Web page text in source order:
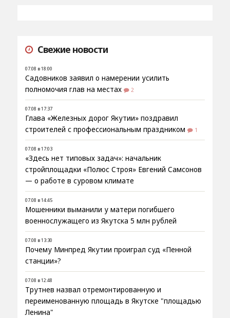
Свежие новости
07.08 в 18:00
Садовников заявил о намерении усилить
полномочия глав на местах
2
07.08 в 17:37
Глава «Железных дорог Якутии» поздравил
строителей с профессиональным праздником
1
07.08 в 17:03
«Здесь нет типовых задач»: начальник
стройплощадки «Полюс Строя» Евгений Самсонов
— о работе в суровом климате
07.08 в 14:45
Мошенники выманили у матери погибшего
военнослужащего из Якутска 5 млн рублей
07.08 в 13:30
Почему Минпред Якутии проиграл суд «Пенной
станции»?
07.08 в 12:48
Трутнев назвал отремонтированную и
переименованную площадь в Якутске "площадью
Ленина"